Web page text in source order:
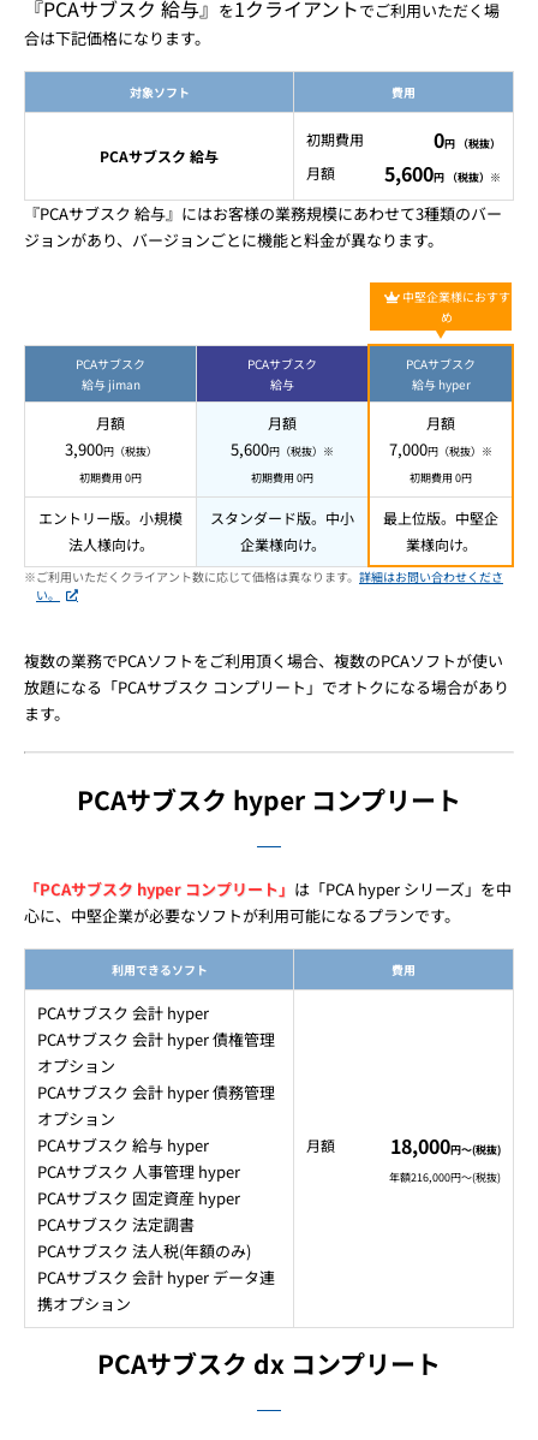
『PCAサブスク 給与』 を1クライアントでご利用いただく場
合は下記価格になります。
対象ソフト 費用
PCAサブスク 給与
初期費用 0円 （税抜）
月額 5,600円 （税抜） ※
『PCAサブスク 給与』にはお客様の業務規模にあわせて3種類のバー
ジョンがあり、バージョンごとに機能と料金が異なります。
PCAサブスク
給与 jiman
PCAサブスク
給与
中堅企業様におすす
め
PCAサブスク
給与 hyper
月額
3,900円（税抜）
初期費用 0円
月額
5,600円（税抜）※
初期費用 0円
月額
7,000円（税抜）※
初期費用 0円
エントリー版。 小規模
法人様向け。
スタンダード版。 中小
企業様向け。
最上位版。 中堅企
業様向け。
※ご利用いただくクライアント数に応じて価格は異なります。 詳細はお問い合わせくださ
い。
複数の業務でPCAソフトをご利用頂く場合、複数のPCAソフトが使い
放題になる「PCAサブスク コンプリート」でオトクになる場合があり
ます。
PCAサブスク hyper コンプリート
「PCAサブスク hyper コンプリート」 は「PCA hyper シリーズ」を中
心に、中堅企業が必要なソフトが利用可能になるプランです。
利用できるソフト 費用
PCAサブスク 会計 hyper
PCAサブスク 会計 hyper 債権管理
オプション
PCAサブスク 会計 hyper 債務管理
オプション
PCAサブスク 給与 hyper
PCAサブスク 人事管理 hyper
PCAサブスク 固定資産 hyper
PCAサブスク 法定調書
PCAサブスク 法人税(年額のみ)
PCAサブスク 会計 hyper データ連
携オプション
月額 18,000円～(税抜)
年額216,000円～(税抜)
PCAサブスク dx コンプリート